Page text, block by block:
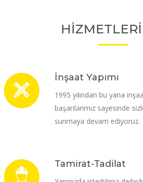
İnşaat Yapımı
1995 yılından bu yana
başarılarımız sayesinde
sunmaya devam ediyoruz.
Tamirat-Tadilat